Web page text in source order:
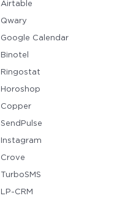
Airtable
Qwary
Google Calendar
Binotel
Ringostat
Horoshop
Copper
SendPulse
Instagram
Crove
TurboSMS
LP-CRM